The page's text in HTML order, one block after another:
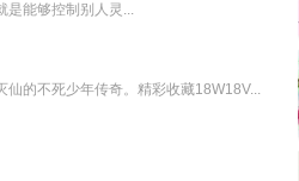
是能够控制别人灵...
仙的不死少年传奇。精彩收藏18W18V...